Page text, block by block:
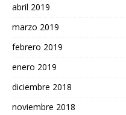
abril 2019
marzo 2019
febrero 2019
enero 2019
diciembre 2018
noviembre 2018